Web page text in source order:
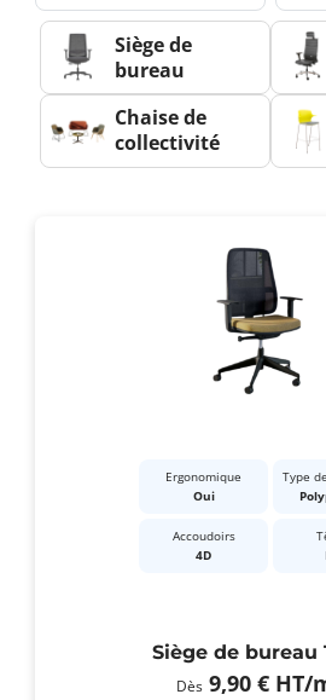
Siège de
bureau
Chaise de
collectivité
Ergonomique
Oui
Type
Accoudoirs
4D
Siège de bureau
Dès 9,90 € HT/